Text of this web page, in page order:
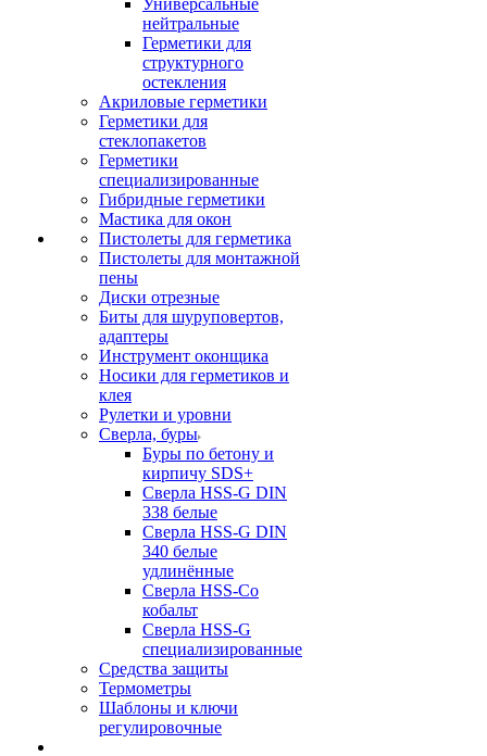
Универсальные
нейтральные
Герметики для
структурного
остекления
Акриловые герметики
Герметики для
стеклопакетов
Герметики
специализированные
Гибридные герметики
Мастика для окон
Пистолеты для герметика
Пистолеты для монтажной
пены
Диски отрезные
Биты для шуруповертов,
адаптеры
Инструмент оконщика
Носики для герметиков и
клея
Рулетки и уровни
Сверла, буры
Буры по бетону и
кирпичу SDS+
Сверла HSS-G DIN
338 белые
Сверла HSS-G DIN
340 белые
удлинённые
Сверла HSS-Co
кобальт
Сверла HSS-G
специализированные
Средства защиты
Термометры
Шаблоны и ключи
регулировочные